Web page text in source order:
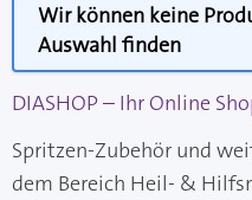
Wir können keine
Auswahl finden
DIASHOP – Ihr Online
Spritzen-Zubehör und
dem Bereich Heil- &